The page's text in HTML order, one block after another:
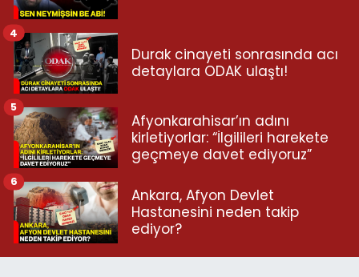
Durak cinayeti sonrasında acı
detaylara ODAK ulaştı!
4
Afyonkarahisar’ın adını
kirletiyorlar: “İlgilileri harekete
geçmeye davet ediyoruz”
5
Ankara, Afyon Devlet
Hastanesini neden takip
ediyor?
6